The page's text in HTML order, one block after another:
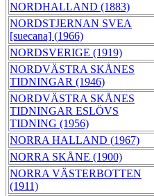
NORDHALLAND (1883)
NORDSTJERNAN SVEA
[suecana] (1966)
NORDSVERIGE (1919)
NORDVÄSTRA SKÅNES
TIDNINGAR (1946)
NORDVÄSTRA SKÅNES
TIDNINGAR ESLÖVS
TIDNING (1956)
NORRA HALLAND (1967)
NORRA SKÅNE (1900)
NORRA VÄSTERBOTTEN
(1911)